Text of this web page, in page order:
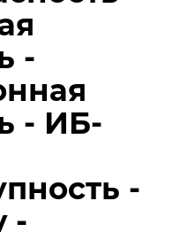
-
- ИБ-
-
-